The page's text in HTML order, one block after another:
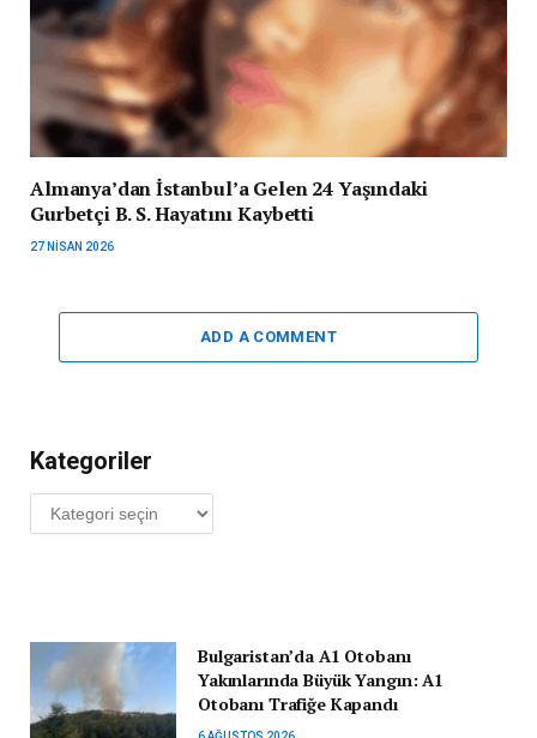
Almanya’dan İstanbul’a Gelen 24 Yaşındaki
Gurbetçi B. S. Hayatını Kaybetti
27 NISAN 2026
ADD A COMMENT
Kategoriler
Kategoriler
Bulgaristan’da A1 Otobanı
Yakınlarında Büyük Yangın: A1
Otobanı Trafiğe Kapandı